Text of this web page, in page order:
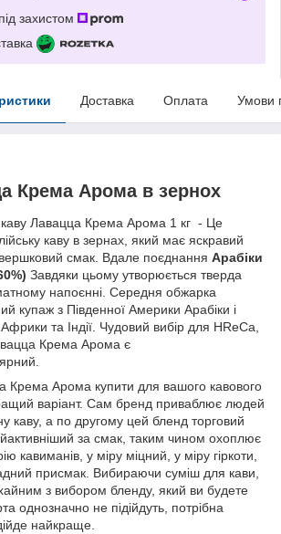
захистом
Доставка Оплата Умови
Крема Арома в зернох
каву Лавацца Крема Арома 1 кг - Це
каву в зернах, який має яскравий
смак. Вдале поєднання Арабіки
Завдяки цьому утворюється тверда
напоєнні. Середня обжарка
купаж з Південної Америки Арабіки і
та Індії. Чудовий вибір для HReCa,
Крема Арома є
Крема Арома купити для вашого кавового
варіант. Сам бренд приваблює людей
каву, а по другому цей бленд торговий
за смак, таким чином охоплює
кавиманів, у міру міцний, у міру гіркоти,
присмак. Вибираючи суміш для кави,
з вибором бленду, який ви будете
однозначно не підійдуть, потрібна
найкраще.